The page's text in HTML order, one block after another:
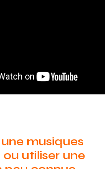
musiques
utiliser une